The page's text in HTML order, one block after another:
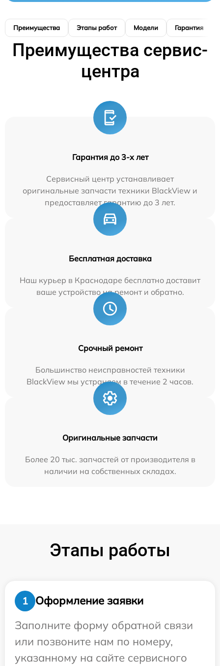
Преимущества Этапы работ Модели Гарантия
Преимущества сервис-
центра
Гарантия до 3-х лет
Сервисный центр устанавливает
оригинальные запчасти техники BlackView и
предоставляет гарантию до 3 лет.
Бесплатная доставка
Наш курьер в Краснодаре бесплатно доставит
ваше устройство на ремонт и обратно.
Срочный ремонт
Большинство неисправностей техники
BlackView мы устраняем в течение 2 часов.
Оригинальные запчасти
Более 20 тыс. запчастей от производителя в
наличии на собственных складах.
Этапы работы
1
Оформление заявки
Заполните форму обратной связи
или позвоните нам по номеру,
указанному на сайте сервисного